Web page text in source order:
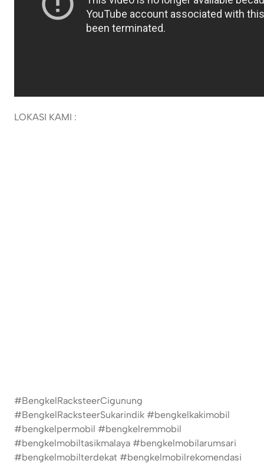
LOKASI KAMI :
#BengkelRacksteerCigunung
#BengkelRacksteerSukarindik #bengkelkakimobil
#bengkelpermobil #bengkelremmobil
#bengkelmobiltasikmalaya #bengkelmobilarumsari
#bengkelmobilterdekat #bengkelmobilrekomendasi